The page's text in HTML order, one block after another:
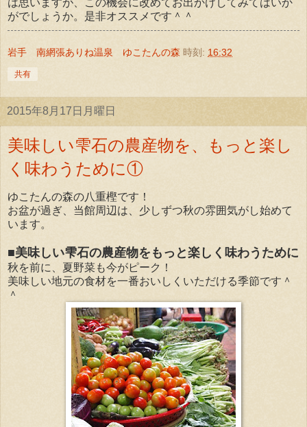
がでしょうか。是非オススメです＾＾
岩手 南網張ありね温泉 ゆこたんの森 時刻: 16:32
共有
2015年8月17日月曜日
美味しい雫石の農産物を、もっと楽し
く味わうために①
ゆこたんの森の八重樫です！
お盆が過ぎ、当館周辺は、少しずつ秋の雰囲気がし始めて
います。
■美味しい雫石の農産物をもっと楽しく味わうために
秋を前に、夏野菜も今がピーク！
美味しい地元の食材を一番おいしくいただける季節です＾
＾